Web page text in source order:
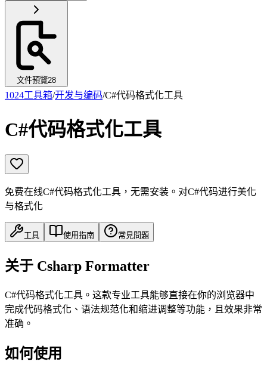
文件預覽28
1024工具箱/开发与编码/C#代码格式化工具
C#代码格式化工具
免费在线C#代码格式化工具，无需安装。对C#代码进行美化
与格式化
工具 使用指南 常見問題
关于 Csharp Formatter
C#代码格式化工具。这款专业工具能够直接在你的浏览器中
完成代码格式化、语法规范化和缩进调整等功能，且效果非常
准确。
如何使用